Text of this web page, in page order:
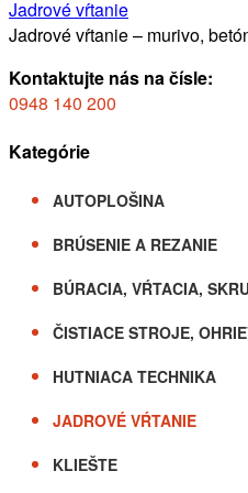
Jadrové vŕtanie
Jadrové vŕtanie – murivo,
Kontaktujte nás na čísle:
0948 140 200
Kategórie
AUTOPLOŠINA
BRÚSENIE A REZANIE
BÚRACIA, VŔTACIA,
ČISTIACE STROJE,
HUTNIACA TECHNIKA
JADROVÉ VŔTANIE
KLIEŠTE